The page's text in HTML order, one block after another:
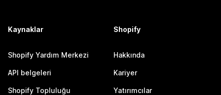
Kaynaklar
Shopify Yardım Merkezi
API belgeleri
Shopify Topluluğu
Shopify
Hakkında
Kariyer
Yatırımcılar